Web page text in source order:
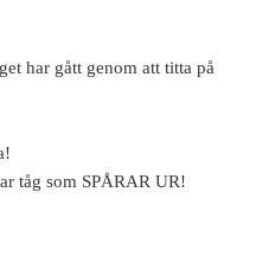
har gått genom att titta på
tåg som SPÅRAR UR!